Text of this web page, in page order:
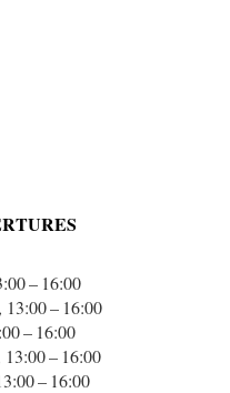
– 16:00
13:00 – 16:00
– 16:00
– 16:00
– 16:00